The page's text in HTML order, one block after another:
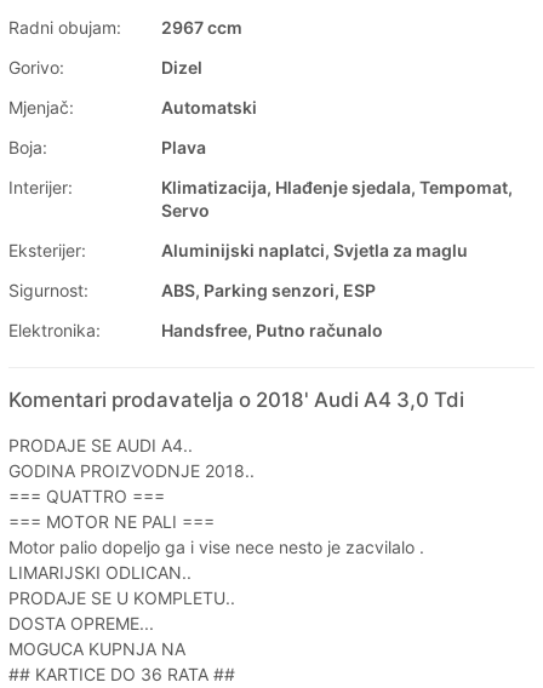
Radni obujam:
2967 ccm
Gorivo:
Dizel
Mjenjač:
Automatski
Boja:
Plava
Interijer:
Klimatizacija, Hlađenje sjedala, Tempomat,
Servo
Eksterijer:
Aluminijski naplatci, Svjetla za maglu
Sigurnost:
ABS, Parking senzori, ESP
Elektronika:
Handsfree, Putno računalo
Komentari prodavatelja o 2018' Audi A4 3,0 Tdi
PRODAJE SE AUDI A4..
GODINA PROIZVODNJE 2018..
=== QUATTRO ===
=== MOTOR NE PALI ===
Motor palio dopeljo ga i vise nece nesto je zacvilalo .
LIMARIJSKI ODLICAN..
PRODAJE SE U KOMPLETU..
DOSTA OPREME...
MOGUCA KUPNJA NA
## KARTICE DO 36 RATA ##